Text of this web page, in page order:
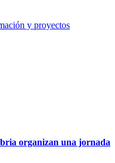
y proyectos
organizan una jornada